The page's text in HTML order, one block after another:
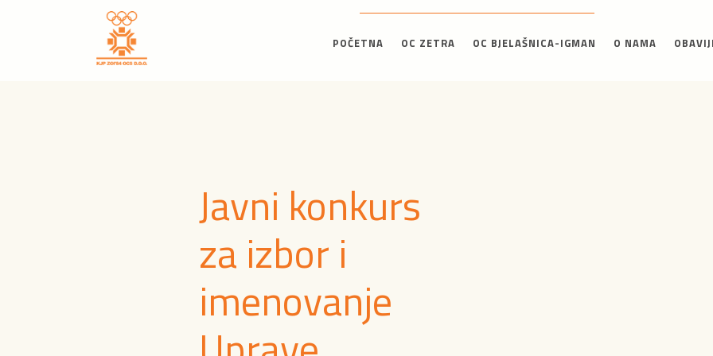
POČETNA OC ZETRA OC BJELAŠNICA-IGMAN O NAMA
Javni konkurs
za izbor i
imenovanje